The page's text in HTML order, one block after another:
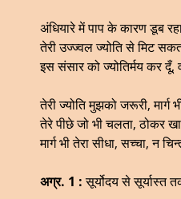
अंधियारे में पाप के कारण डूब
तेरी उज्ज्वल ज्योति से मिट
इस संसार को ज्योतिर्मय कर
तेरी ज्योति मुझको जरूरी, मार्ग
तेरे पीछे जो भी चलता, ठोकर
मार्ग भी तेरा सीधा, सच्चा, न
अग्र. 1 :सूर्योदय से सूर्यास्त